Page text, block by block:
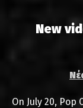
New
On July 20,